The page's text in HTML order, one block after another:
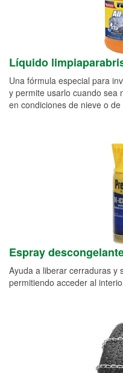
Líquido
Una fórmula especial para
y permite usarlo cuando sea
en condiciones de nieve o de
Espray
Ayuda a liberar cerraduras y
permitiendo acceder al